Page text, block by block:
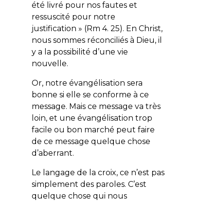
été livré pour nos fautes et
ressuscité pour notre
justification » (Rm 4. 25). En Christ,
nous sommes réconciliés à Dieu, il
y a la possibilité d’une vie
nouvelle.
Or, notre évangélisation sera
bonne si elle se conforme à ce
message. Mais ce message va très
loin, et une évangélisation trop
facile ou bon marché peut faire
de ce message quelque chose
d’aberrant.
Le langage de la croix, ce n’est pas
simplement des paroles. C’est
quelque chose qui nous